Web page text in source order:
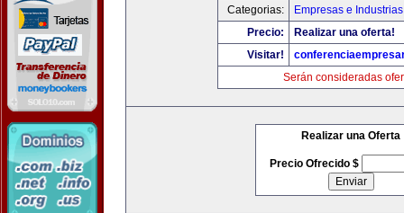
Categorias:
Empresas e Industrias
Precio:
Realizar una oferta!
Visitar!
Serán consideradas
Realizar una Oferta
Precio Ofrecido $